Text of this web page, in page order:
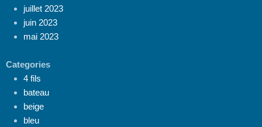
juillet 2023
juin 2023
mai 2023
Categories
4 fils
bateau
beige
bleu